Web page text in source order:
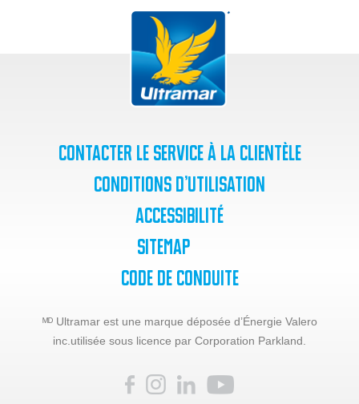
Contacter le service à la clientèle
Conditions d’utilisation
Accessibilité
SiteMap
Code de Conduite
ᴹᴰ Ultramar est une marque déposée d’Énergie Valero
inc. utilisée sous licence par Corporation Parkland.